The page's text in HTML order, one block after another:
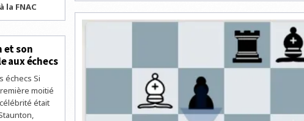
la FNAC
et son
aux échecs
échecs Si
moitié
était